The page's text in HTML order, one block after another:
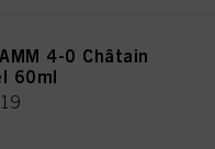
4-0 Châtain
60ml